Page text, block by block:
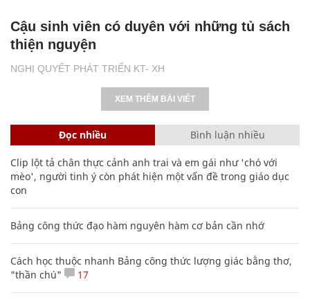
NGHỊ QUYẾT PHÁT TRIỂN KT- XH
Cậu sinh viên có duyên với những tủ sách
thiện nguyện
XEM THÊM BÀI VIẾT
Đọc nhiều Bình luận nhiều
Clip lột tả chân thực cảnh anh trai và em gái như 'chó với
mèo', người tinh ý còn phát hiện một vấn đề trong giáo dục
con
Bảng công thức đạo hàm nguyên hàm cơ bản cần nhớ
Cách học thuộc nhanh Bảng công thức lượng giác bằng thơ,
"thần chú"
17